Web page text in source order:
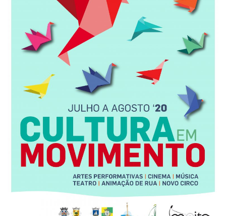
Estatuto Editorial
Saúde
Cultura
Lazer
Ambiente